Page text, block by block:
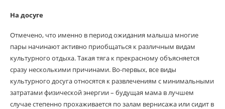
На досуге
Отмечено, что именно в период ожидания малыша многие
пары начинают активно приобщаться к различным видам
культурного отдыха. Такая тяга к прекрасному объясняется
сразу несколькими причинами. Во-первых, все виды
культурного досуга относятся к развлечениям с минимальными
затратами физической энергии – будущая мама в лучшем
случае степенно прохаживается по залам вернисажа или сидит в